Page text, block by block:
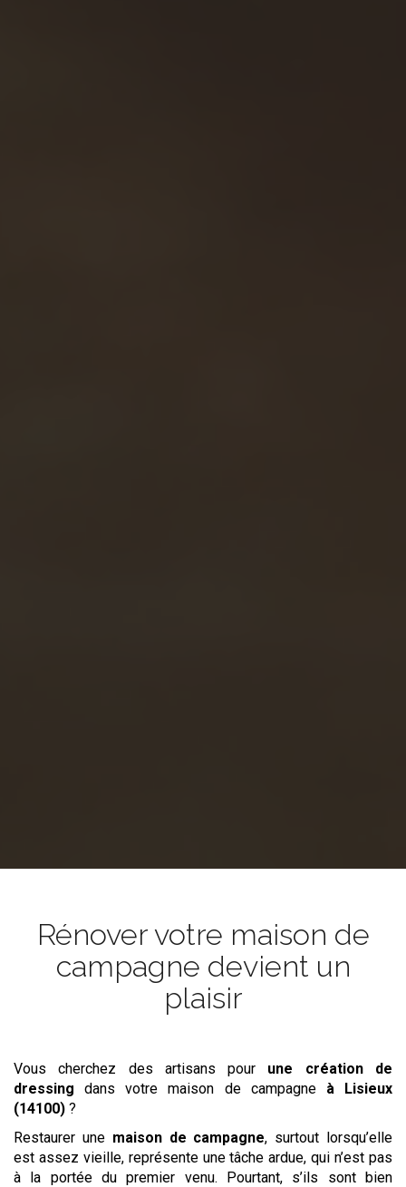
Rénover votre maison de
campagne devient un
plaisir
Vous cherchez des artisans pour une création de
dressing
dans votre maison de campagne
à Lisieux
(14100) ?
Restaurer une maison de campagne, surtout lorsqu’elle
est assez vieille, représente une tâche ardue, qui n’est pas
à la portée du premier venu. Pourtant, s’ils sont bien